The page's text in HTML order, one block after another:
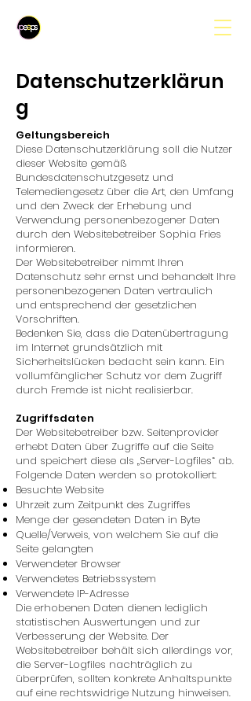
Datenschutzerklärun
g
Geltungsbereich
Diese Datenschutzerklärung soll die Nutzer
dieser Website gemäß
Bundesdatenschutzgesetz und
Telemediengesetz über die Art, den Umfang
und den Zweck der Erhebung und
Verwendung personenbezogener Daten
durch den Websitebetreiber Sophia Fries
informieren.
Der Websitebetreiber nimmt Ihren
Datenschutz sehr ernst und behandelt Ihre
personenbezogenen Daten vertraulich
und entsprechend der gesetzlichen
Vorschriften.
Bedenken Sie, dass die Datenübertragung
im Internet grundsätzlich mit
Sicherheitslücken bedacht sein kann. Ein
vollumfänglicher Schutz vor dem Zugriff
durch Fremde ist nicht realisierbar.
Zugriffsdaten
Der Websitebetreiber bzw. Seitenprovider
erhebt Daten über Zugriffe auf die Seite
und speichert diese als „Server-Logfiles“ ab.
Folgende Daten werden so protokolliert:
Besuchte Website
Uhrzeit zum Zeitpunkt des Zugriffes
Menge der gesendeten Daten in Byte
Quelle/Verweis, von welchem Sie auf die
Seite gelangten
Verwendeter Browser
Verwendetes Betriebssystem
Verwendete IP-Adresse
Die erhobenen Daten dienen lediglich
statistischen Auswertungen und zur
Verbesserung der Website. Der
Websitebetreiber behält sich allerdings vor,
die Server-Logfiles nachträglich zu
überprüfen, sollten konkrete Anhaltspunkte
auf eine rechtswidrige Nutzung hinweisen.